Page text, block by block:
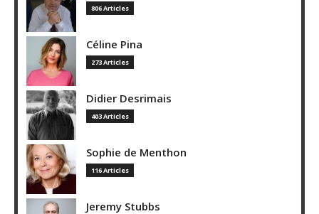
806 Articles
Céline Pina
273 Articles
Didier Desrimais
403 Articles
Sophie de Menthon
116 Articles
Jeremy Stubbs